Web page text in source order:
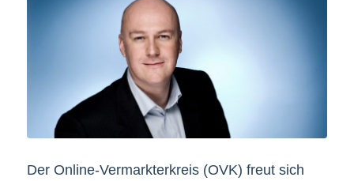
Der Online-Vermarkterkreis (OVK) freut sich